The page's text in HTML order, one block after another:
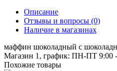
Описание
Отзывы и вопросы (0)
Наличие в магазинах
маффин шоколадный с
Магазин 1, график: ПН-ПТ 9:00
Похожие товары